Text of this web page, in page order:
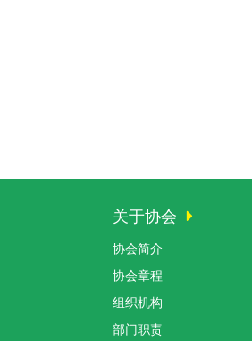
关于协会
协会简介
协会章程
组织机构
部门职责